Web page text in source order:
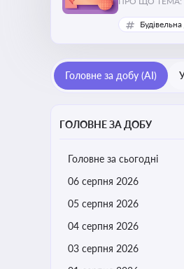
Будівельна
Головне за добу (AI)
ГОЛОВНЕ ЗА ДОБУ
Головне за сьогодні
06 серпня 2026
05 серпня 2026
04 серпня 2026
03 серпня 2026